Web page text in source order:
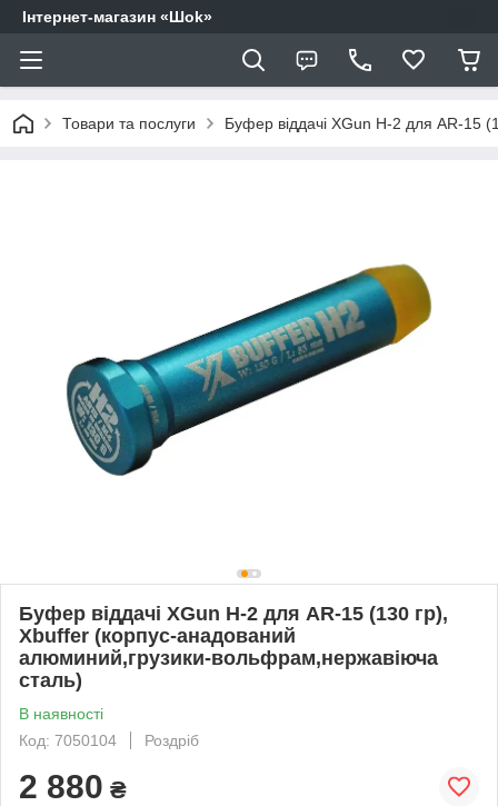
Інтернет-магазин «Шоk»
Товари та послуги Буфер віддачі XGun H-2 для AR-15
Буфер віддачі XGun H-2 для AR-15 (130 гр),
Xbuffer (корпус-анадований
алюминий,грузики-вольфрам,нержавіюча
сталь)
В наявності
Код: 7050104
Роздріб
2 880 ₴